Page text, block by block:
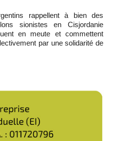
rappellent à bien des
sionistes en Cisjordanie
en meute et commettent
par une solidarité de